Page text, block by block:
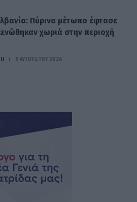
Πύρινο μέτωπο έφτασε
χωριά στην περιοχή
9 ΑΥΓΟΎΣΤΟΥ 2026